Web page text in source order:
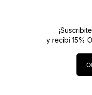
y recibí 15%